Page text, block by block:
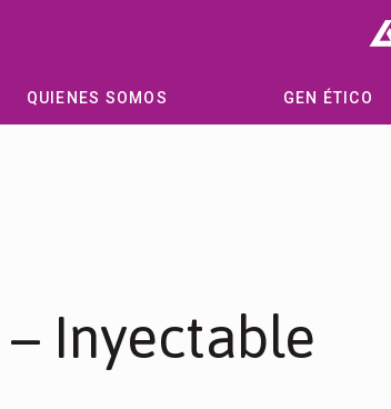
QUIENES SOMOS GEN ÉTICO
Inyectable